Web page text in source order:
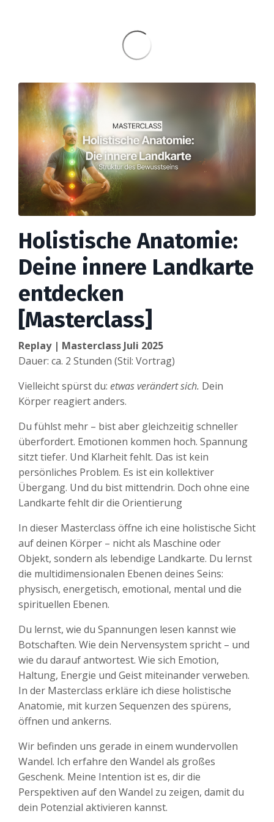
Holistische Anatomie:
Deine innere Landkarte
entdecken
[Masterclass]
Replay | Masterclass Juli 2025
Dauer: ca. 2 Stunden (Stil: Vortrag)
Vielleicht spürst du: etwas verändert sich. Dein
Körper reagiert anders.
Du fühlst mehr – bist aber gleichzeitig schneller
überfordert. Emotionen kommen hoch. Spannung
sitzt tiefer. Und Klarheit fehlt. Das ist kein
persönliches Problem. Es ist ein kollektiver
Übergang. Und du bist mittendrin. Doch ohne eine
Landkarte fehlt dir die Orientierung
In dieser Masterclass öffne ich eine holistische Sicht
auf deinen Körper – nicht als Maschine oder
Objekt, sondern als lebendige Landkarte. Du lernst
die multidimensionalen Ebenen deines Seins:
physisch, energetisch, emotional, mental und die
spirituellen Ebenen.
Du lernst, wie du Spannungen lesen kannst wie
Botschaften. Wie dein Nervensystem spricht – und
wie du darauf antwortest. Wie sich Emotion,
Haltung, Energie und Geist miteinander verweben.
In der Masterclass erkläre ich diese holistische
Anatomie, mit kurzen Sequenzen des spürens,
öffnen und ankerns.
Wir befinden uns gerade in einem wundervollen
Wandel. Ich erfahre den Wandel als großes
Geschenk. Meine Intention ist es, dir die
Perspektiven auf den Wandel zu zeigen, damit du
dein Potenzial aktivieren kannst.